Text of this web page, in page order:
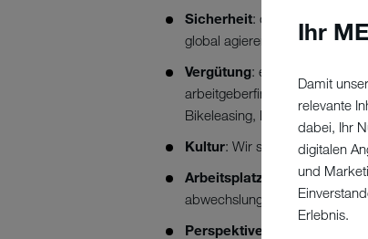
Ihr
Damit
relevante
dabei, Ihr
digitalen
und
Erlebnis.
Sicherheit: die Sicherheit
global agierendes
Vergütung: eine attraktive
arbeitgeberfinanzierte
Bikeleasing,
Kultur: Wir sind MEIKOianer
Arbeitsplatz
: moderner
abwechslungsreiche Tätigkeit
Perspektiven/